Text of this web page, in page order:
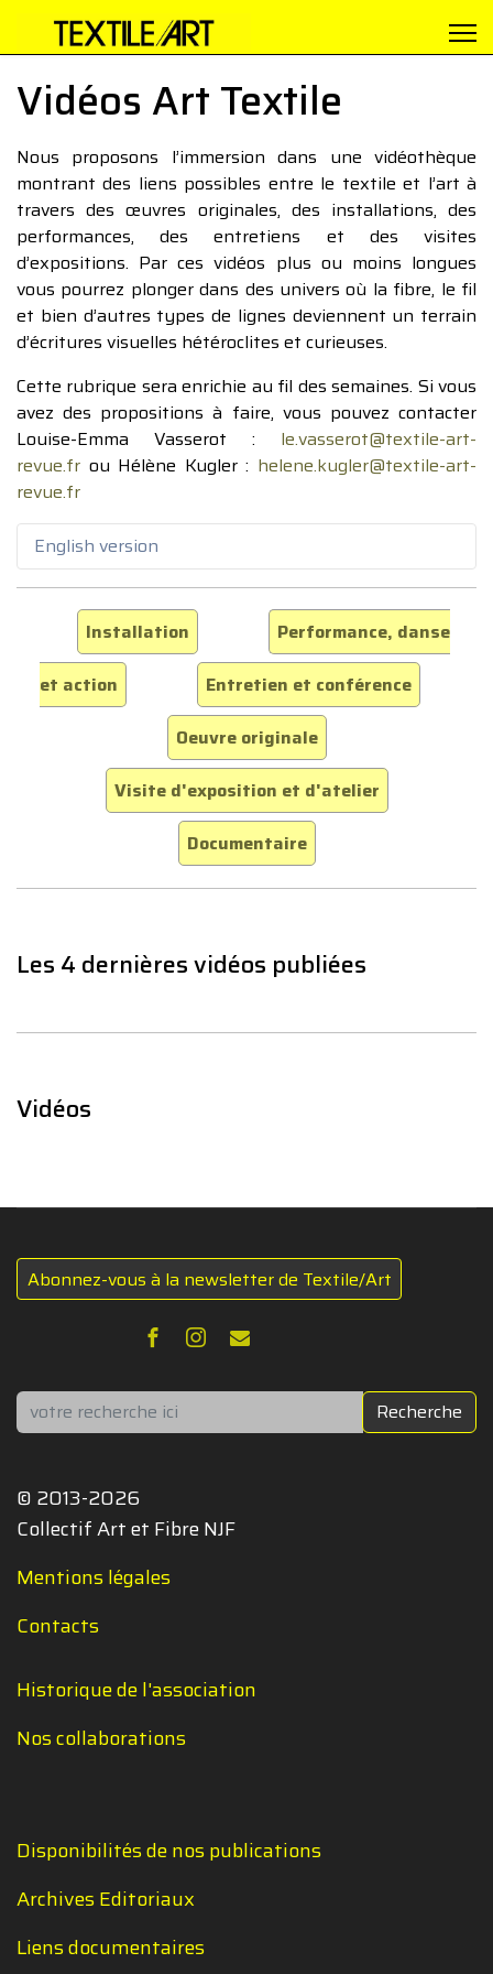
Vidéos Art Textile
Nous proposons l’immersion dans une vidéothèque
montrant des liens possibles entre le textile et l’art à
travers des œuvres originales, des installations, des
performances, des entretiens et des visites
d’expositions. Par ces vidéos plus ou moins longues
vous pourrez plonger dans des univers où la fibre, le fil
et bien d’autres types de lignes deviennent un terrain
d’écritures visuelles hétéroclites et curieuses.
Cette rubrique sera enrichie au fil des semaines. Si vous
avez des propositions à faire, vous pouvez contacter
Louise-Emma Vasserot : le.vasserot@textile-art-
revue.fr ou Hélène Kugler : helene.kugler@textile-art-
revue.fr
English version
Installation
Performance, danse
et action
Entretien et conférence
Oeuvre originale
Visite d'exposition et d'atelier
Documentaire
Les 4 dernières vidéos publiées
Vidéos
Abonnez-vous à la newsletter de Textile/Art
Rechercher Recherche
© 2013-2026
Collectif Art et Fibre NJF
Mentions légales
Contacts
Historique de l'association
Nos collaborations
Disponibilités de nos publications
Archives Editoriaux
Liens documentaires